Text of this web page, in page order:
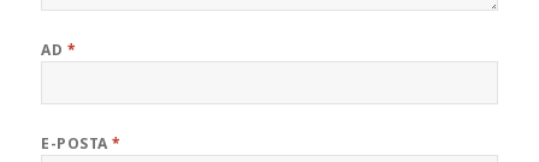
AD *
E-POSTA*